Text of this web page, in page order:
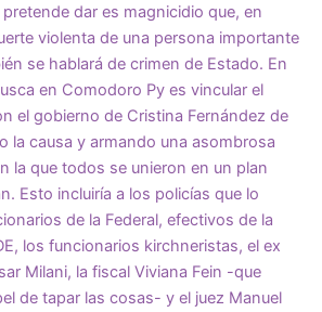
dar es magnicidio que, en
violenta de una persona importante
se hablará de crimen de Estado. En
en Comodoro Py es vincular el
el gobierno de Cristina Fernández de
la causa y armando una asombrosa
la que todos se unieron en un plan
Esto incluiría a los policías que lo
de la Federal, efectivos de la
los funcionarios kirchneristas, el ex
Milani, la fiscal Viviana Fein -que
de tapar las cosas- y el juez Manuel